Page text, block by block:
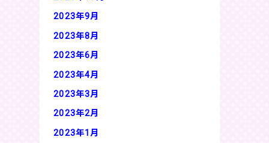
2023年9月
2023年8月
2023年6月
2023年4月
2023年3月
2023年2月
2023年1月